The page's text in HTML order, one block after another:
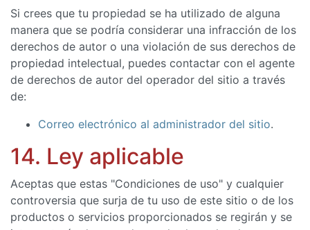
Si crees que tu propiedad se ha utilizado de alguna
manera que se podría considerar una infracción de los
derechos de autor o una violación de sus derechos de
propiedad intelectual, puedes contactar con el agente
de derechos de autor del operador del sitio a través
de:
Correo electrónico al administrador del sitio.
14. Ley aplicable
Aceptas que estas "Condiciones de uso" y cualquier
controversia que surja de tu uso de este sitio o de los
productos o servicios proporcionados se regirán y se